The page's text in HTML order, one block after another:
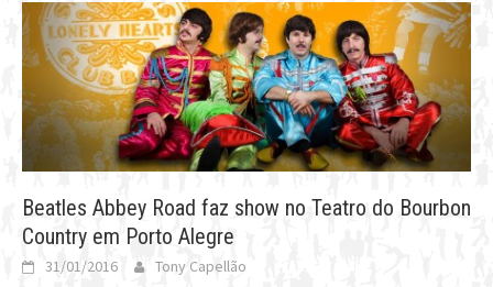
Beatles Abbey Road faz show no Teatro do Bourbon
Country em Porto Alegre
31/01/2016 Tony Capellão